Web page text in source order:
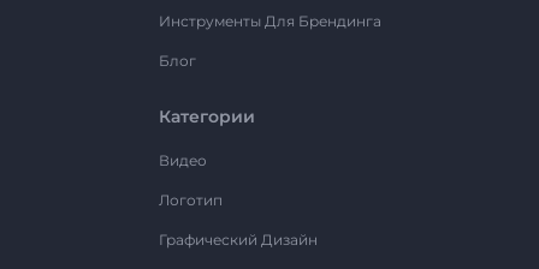
Инструменты Для Брендинга
Блог
Категории
Видео
Логотип
Графический Дизайн